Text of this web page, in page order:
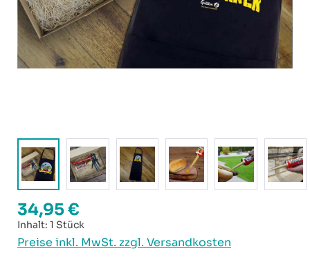
Regulärer Preis:
34,95 €
Inhalt: 1 Stück
Preise inkl. MwSt. zzgl. Versandkosten